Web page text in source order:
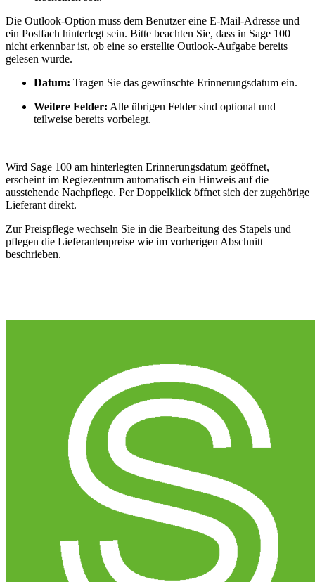
Die Outlook-Option muss dem Benutzer eine E-Mail-Adresse und
ein Postfach hinterlegt sein. Bitte beachten Sie, dass in Sage 100
nicht erkennbar ist, ob eine so erstellte Outlook-Aufgabe bereits
gelesen wurde.
Datum: Tragen Sie das gewünschte Erinnerungsdatum ein.
Weitere Felder: Alle übrigen Felder sind optional und
teilweise bereits vorbelegt.
Wird Sage 100 am hinterlegten Erinnerungsdatum geöffnet,
erscheint im Regiezentrum automatisch ein Hinweis auf die
ausstehende Nachpflege. Per Doppelklick öffnet sich der zugehörige
Lieferant direkt.
Zur Preispflege wechseln Sie in die Bearbeitung des Stapels und
pflegen die Lieferantenpreise wie im vorherigen Abschnitt
beschrieben.